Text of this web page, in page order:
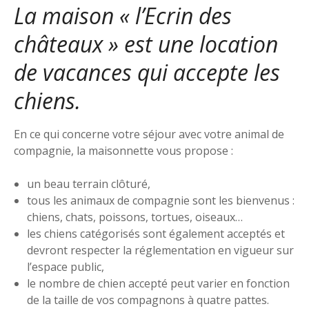
La maison « l’Ecrin des
châteaux » est une location
de vacances qui accepte les
chiens.
En ce qui concerne votre séjour avec votre animal de
compagnie, la maisonnette vous propose :
un beau terrain clôturé,
tous les animaux de compagnie sont les bienvenus :
chiens, chats, poissons, tortues, oiseaux…
les chiens catégorisés sont également acceptés et
devront respecter la réglementation en vigueur sur
l’espace public,
le nombre de chien accepté peut varier en fonction
de la taille de vos compagnons à quatre pattes.